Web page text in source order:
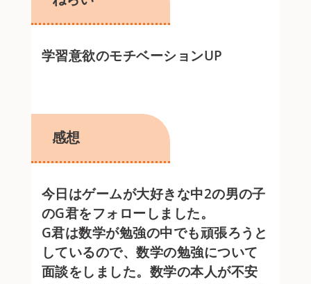
学習意欲のモチベーションUP
感想
今日はゲームが大好きな中2の男の子
のG君をフォローしました。
G君は数学が勉強の中でも頑張ろうと
しているので、数学の勉強について
面談をしました。数学の本人が不安